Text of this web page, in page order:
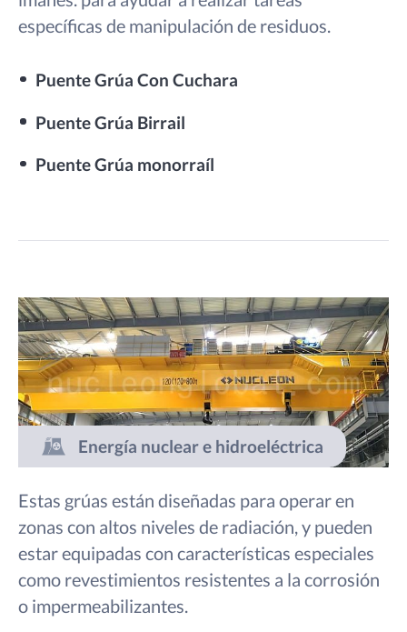
específicas de manipulación de residuos.
Puente Grúa Con Cuchara
Puente Grúa Birrail
Puente Grúa monorraíl
Energía nuclear e hidroeléctrica
Estas grúas están diseñadas para operar en
zonas con altos niveles de radiación, y pueden
estar equipadas con características especiales
como revestimientos resistentes a la corrosión
o impermeabilizantes.